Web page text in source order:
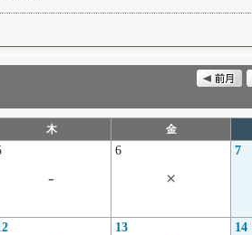
木 金
-
6
×
7
13 14